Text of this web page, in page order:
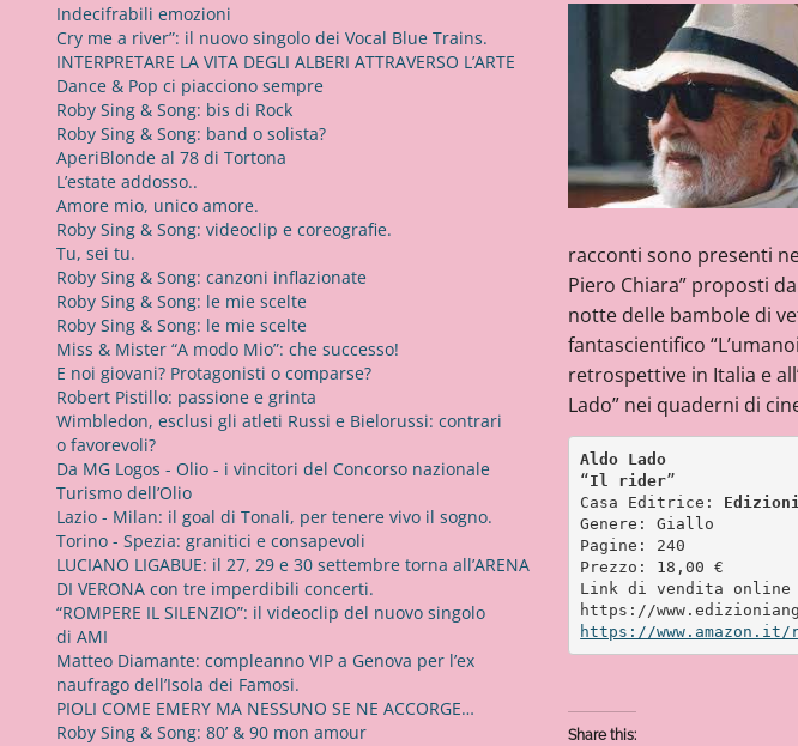
racconti sono presenti
Piero Chiara” proposti
notte delle bambole di
fantascientifico
retrospettive in Italia e
Lado” nei quaderni di
Aldo Lado
“Il rider”
Casa Editrice:
Genere: Giallo
Pagine: 240
Prezzo: 18,00 €
Link di vendita online
https://
https://www.amazon.it/
Share this:
Indecifrabili emozioni
Cry me a river”: il nuovo singolo dei Vocal Blue Trains.
INTERPRETARE LA VITA DEGLI ALBERI ATTRAVERSO L’ARTE
Dance & Pop ci piacciono sempre
Roby Sing & Song: bis di Rock
Roby Sing & Song: band o solista?
AperiBlonde al 78 di Tortona
L’estate addosso..
Amore mio, unico amore.
Roby Sing & Song: videoclip e coreografie.
Tu, sei tu.
Roby Sing & Song: canzoni inflazionate
Roby Sing & Song: le mie scelte
Roby Sing & Song: le mie scelte
Miss & Mister “A modo Mio”: che successo!
E noi giovani? Protagonisti o comparse?
Robert Pistillo: passione e grinta
Wimbledon, esclusi gli atleti Russi e Bielorussi: contrari
o favorevoli?
Da MG Logos - Olio - i vincitori del Concorso nazionale
Turismo dell’Olio
Lazio - Milan: il goal di Tonali, per tenere vivo il sogno.
Torino - Spezia: granitici e consapevoli
LUCIANO LIGABUE: il 27, 29 e 30 settembre torna all’ARENA
DI VERONA con tre imperdibili concerti.
“ROMPERE IL SILENZIO”: il videoclip del nuovo singolo
di AMI
Matteo Diamante: compleanno VIP a Genova per l’ex
naufrago dell’Isola dei Famosi.
PIOLI COME EMERY MA NESSUNO SE NE ACCORGE…
Roby Sing & Song: 80’ & 90 mon amour